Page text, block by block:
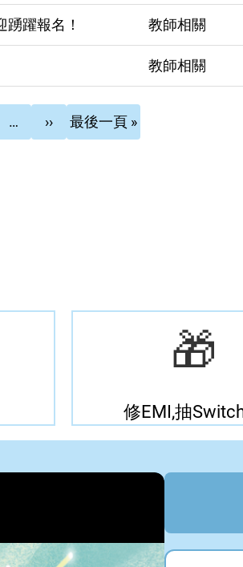
躍報名！ 教師相關
教師相關
…
一
››
Last
page
最後一頁 »
🎁
修EMI,抽